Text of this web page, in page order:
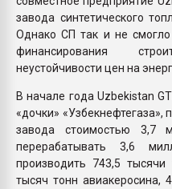
завода синтетического
Однако СП так и не
финансирования
неустойчивости цен на
В начале года Uzbekistan
«дочки» «Узбекнефтегаза»,
завода стоимостью 3,7
перерабатывать 3,6
производить 743,5 тысячи
тысяч тонн авиакеросина,